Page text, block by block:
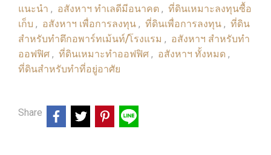
แนะนำ , อสังหาฯ ทำเลดีมีอนาคต , ที่ดินเหมาะลงทุนซื้อ
เก็บ , อสังหาฯ เพื่อการลงทุน , ที่ดินเพื่อการลงทุน , ที่ดิน
สำหรับทำตึกอพาร์ทเม้นท์/โรงแรม , อสังหาฯ สำหรับทำ
ออฟฟิศ , ที่ดินเหมาะทำออฟฟิศ , อสังหาฯ ทั้งหมด ,
ที่ดินสำหรับทำที่อยู่อาศัย
Share